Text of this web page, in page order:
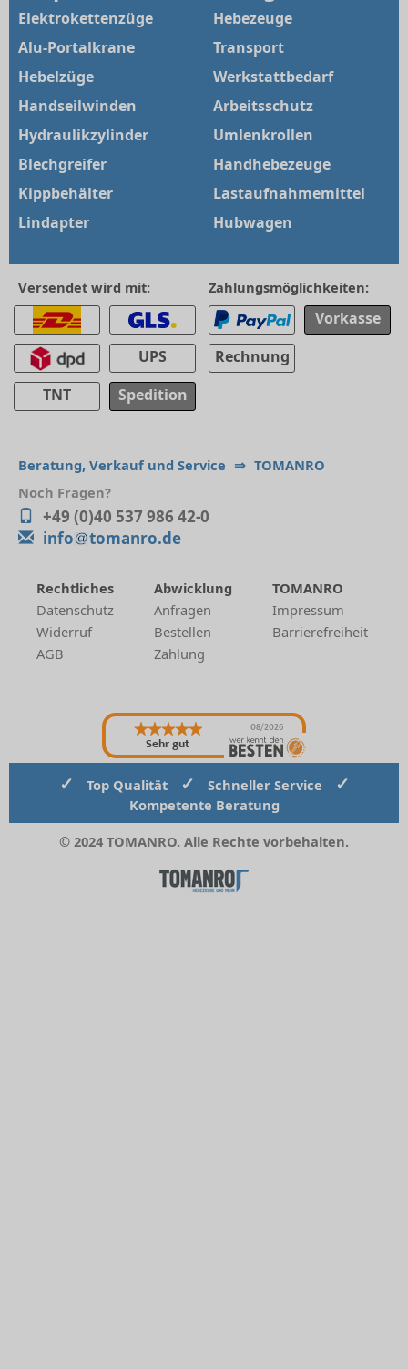
Elektrokettenzüge
Alu-Portalkrane
Hebelzüge
Handseilwinden
Hydraulikzylinder
Blechgreifer
Kippbehälter
Lindapter
Hebezeuge
Transport
Werkstattbedarf
Arbeitsschutz
Umlenkrollen
Handhebezeuge
Lastaufnahmemittel
Hubwagen
Versendet wird mit:
UPS
TNT
Spedition
Zahlungsmöglichkeiten:
Vorkasse
Rechnung
Beratung, Verkauf und Service ⇒ TOMANRO
Noch Fragen?
+49 (0)40 537 986 42-0
info
tomanro.de
Rechtliches
Datenschutz
Widerruf
AGB
Abwicklung
Anfragen
Bestellen
Zahlung
TOMANRO
Impressum
Barrierefreiheit
Sehr gut
08/2026
✓ Top Qualität ✓ Schneller Service ✓
Kompetente Beratung
© 2024 TOMANRO. Alle Rechte vorbehalten.